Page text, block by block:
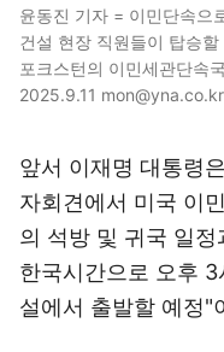
윤동진 기자 = 이민단속으
건설 현장 직원들이 탑승
포크스턴의 이민세관단속
2025.9.11 mon@yna.co.kr
앞서 이재명 대통령
자회견에서 미국 이
의 석방 및 귀국 일
한국시간으로 오후
설에서 출발할 예정"